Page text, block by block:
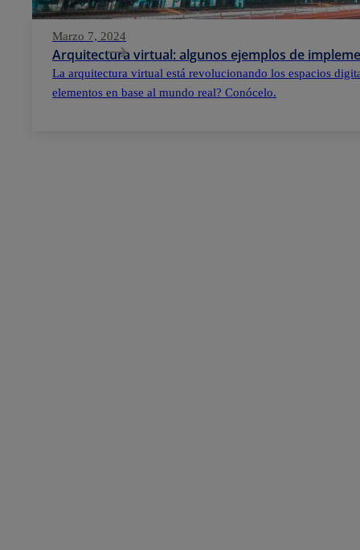
Marzo 7, 2024
Arquitectura virtual: algunos ejemplos de
La arquitectura virtual está revolucionando los espacios
elementos en base al mundo real? Conócelo.